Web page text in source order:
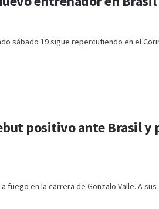
sábado 19 sigue repercutiendo en el
positivo ante Brasil
fuego en la carrera de Gonzalo Valle. A sus